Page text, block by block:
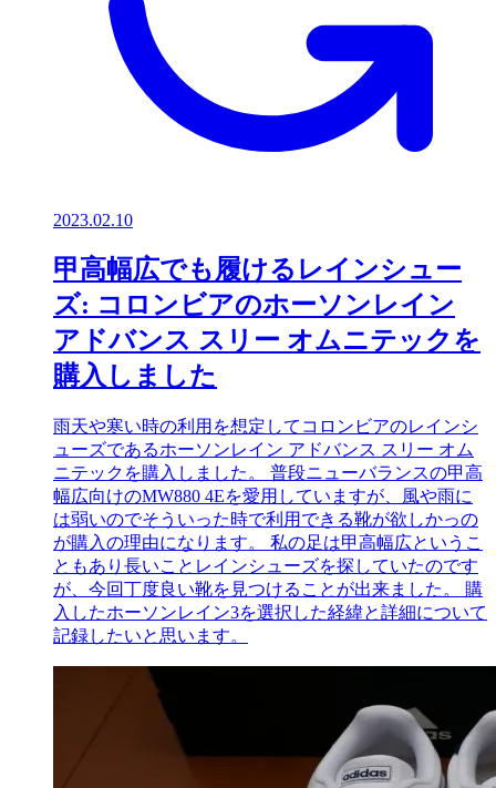
2023.02.10
甲高幅広でも履けるレインシュー
ズ: コロンビアのホーソンレイン
アドバンス スリー オムニテックを
購入しました
雨天や寒い時の利用を想定してコロンビアのレインシ
ューズであるホーソンレイン アドバンス スリー オム
ニテックを購入しました。 普段ニューバランスの甲高
幅広向けのMW880 4Eを愛用していますが、風や雨に
は弱いのでそういった時で利用できる靴が欲しかっの
が購入の理由になります。 私の足は甲高幅広というこ
ともあり長いことレインシューズを探していたのです
が、今回丁度良い靴を見つけることが出来ました。 購
入したホーソンレイン3を選択した経緯と詳細について
記録したいと思います。